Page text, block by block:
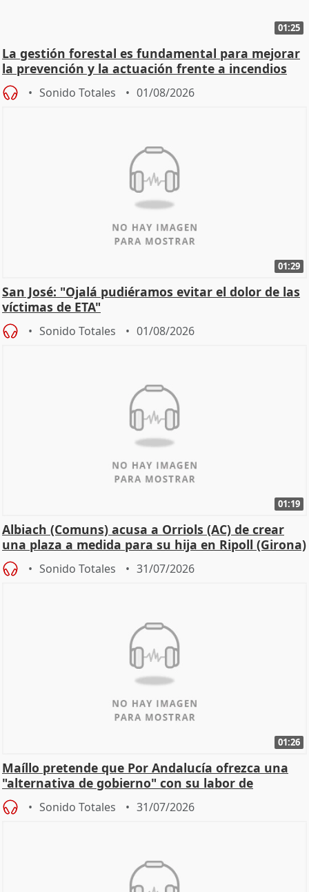
01:25
La gestión forestal es fundamental para mejorar
la prevención y la actuación frente a incendios
Sonido Totales 01/08/2026
01:29
San José: "Ojalá pudiéramos evitar el dolor de las
víctimas de ETA"
Sonido Totales 01/08/2026
01:19
Albiach (Comuns) acusa a Orriols (AC) de crear
una plaza a medida para su hija en Ripoll (Girona)
Sonido Totales 31/07/2026
01:26
Maíllo pretende que Por Andalucía ofrezca una
"alternativa de gobierno" con su labor de
oposición
Sonido Totales 31/07/2026